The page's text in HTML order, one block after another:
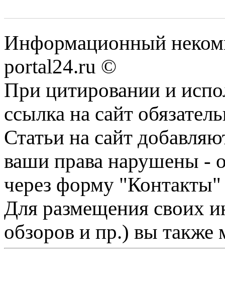
Информационный
portal24.ru ©
При цитировании и
ссылка на сайт
Статьи на сайт
ваши права нарушены -
через форму "Контакты"
Для размещения своих
обзоров и пр.) вы также